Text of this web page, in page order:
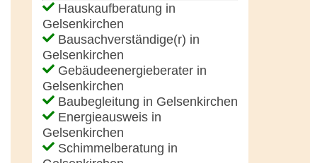
Hauskaufberatung in
Gelsenkirchen
Bausachverständige(r) in
Gelsenkirchen
Gebäudeenergieberater in
Gelsenkirchen
Baubegleitung in Gelsenkirchen
Energieausweis in
Gelsenkirchen
Schimmelberatung in